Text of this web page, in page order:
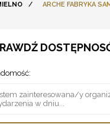
/ ARCHE FABRYKA